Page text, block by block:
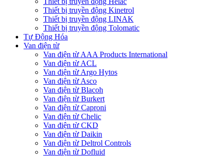
Thiết bị truyền động Kinetrol
Thiết bị truyền động LINAK
Thiết bị truyền động Tolomatic
Tự Động Hóa
Van điện từ
Van điện từ AAA Products International
Van điện từ ACL
Van điện từ Argo Hytos
Van điện từ Asco
Van điện từ Blacoh
Van điện từ Burkert
Van điện từ Caproni
Van điện từ Chelic
Van điện từ CKD
Van điện từ Daikin
Van điện từ Deltrol Controls
Van điện từ Dofluid